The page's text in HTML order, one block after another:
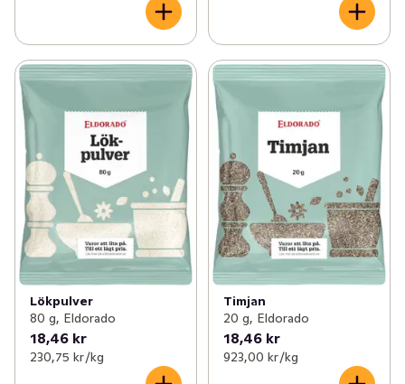
Lökpulver
80 g, Eldorado
18,46 kr
230,75 kr /kg
Timjan
20 g, Eldorado
18,46 kr
923,00 kr /kg